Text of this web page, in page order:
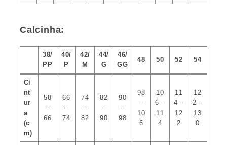
Calcinha:
38/
PP
40/
P
42/
M
44/
G
46/
GG
48 50 52 54
Ci
nt
ur
a
(c
m)
58
–
66
66
–
74
74
–
82
82
–
90
90
–
98
98
–
10
6
10
6 –
11
4
11
4 –
12
2
12
2 –
13
0